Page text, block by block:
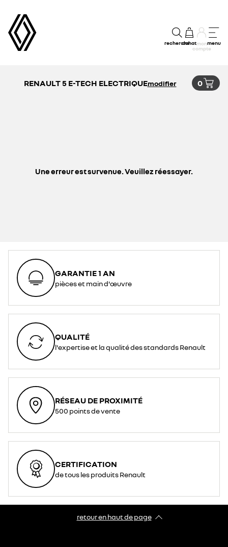
rechercheachatmon
compte
menu
RENAULT 5 E-TECH ELECTRIQUEmodifier 0
Une erreur est survenue. Veuillez réessayer.
GARANTIE 1 AN
pièces et main d'œuvre
QUALITÉ
l'expertise et la qualité des standards Renault
RÉSEAU DE PROXIMITÉ
500 points de vente
CERTIFICATION
de tous les produits Renault
retour en haut de page​